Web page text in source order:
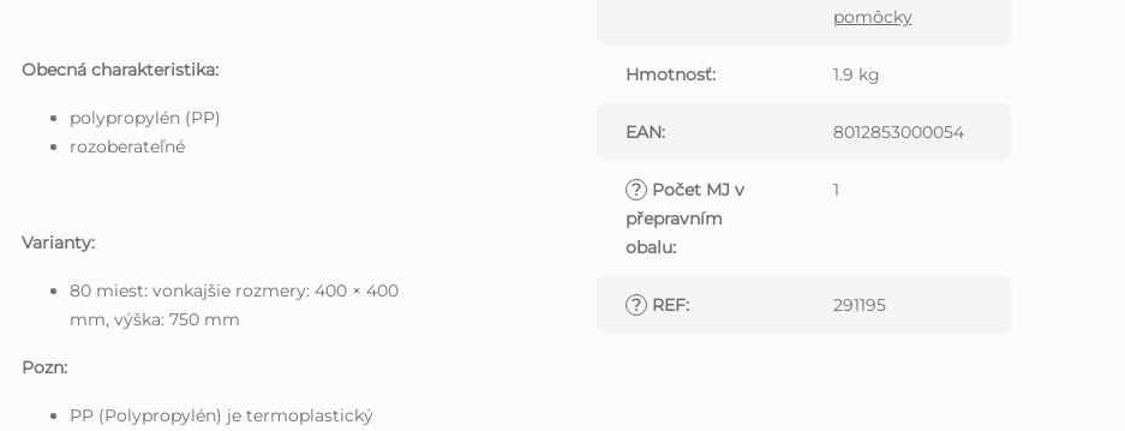
Obecná charakteristika:
polypropylén (PP)
rozoberateľné
Varianty:
80 miest: vonkajšie rozmery: 400 × 400
mm, výška: 750 mm
Pozn:
PP (Polypropylén) je termoplastický
pomôcky
Hmotnosť: 1.9 kg
EAN: 8012853000054
? Počet MJ v
přepravním
obalu:
1
? REF: 291195